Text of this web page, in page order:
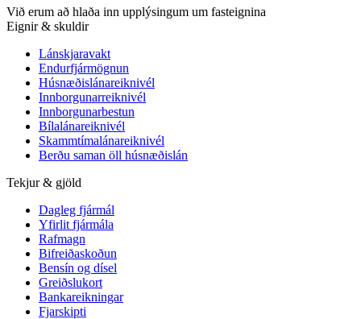
Við erum að hlaða inn upplýsingum um fasteignina
Eignir & skuldir
Lánskjaravakt
Endurfjármögnun
Húsnæðislánareiknivél
Innborgunarreiknivél
Innborgunarbestun
Bílalánareiknivél
Skammtímalánareiknivél
Berðu saman öll húsnæðislán
Tekjur & gjöld
Dagleg fjármál
Yfirlit fjármála
Rafmagn
Bifreiðaskoðun
Bensín og dísel
Greiðslukort
Bankareikningar
Fjarskipti